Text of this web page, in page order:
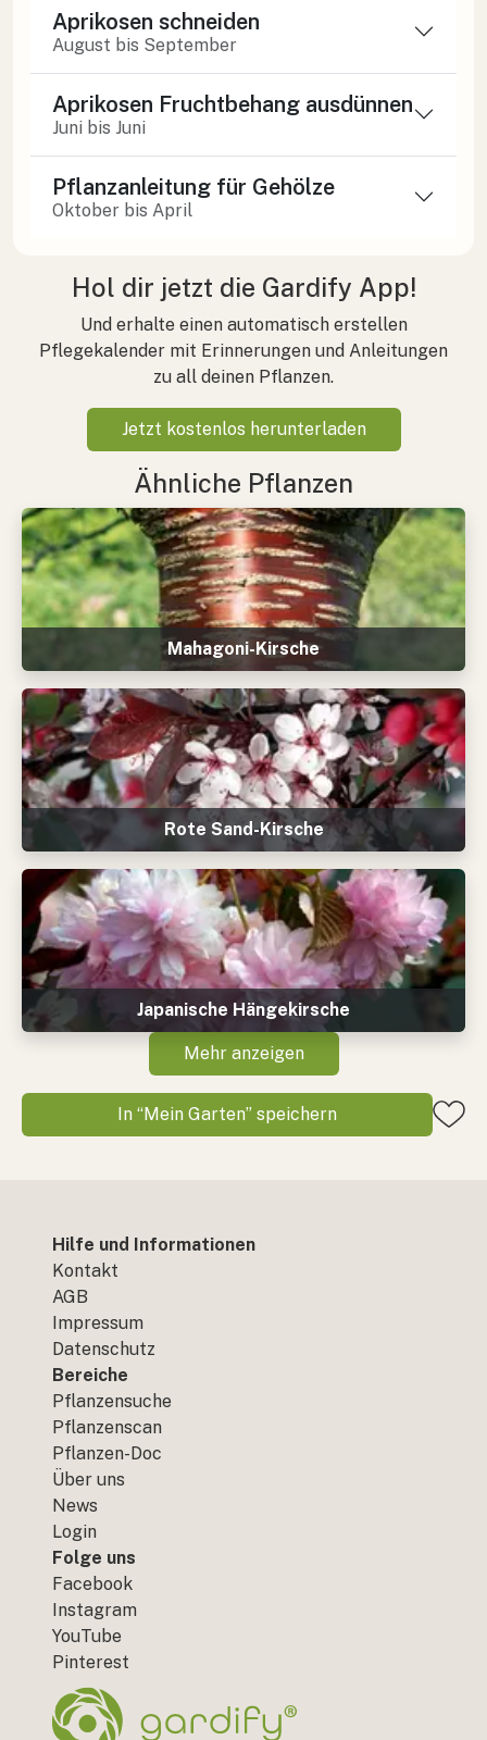
Aprikosen schneiden
August bis September
Aprikosen Fruchtbehang ausdünnen
Juni bis Juni
Pflanzanleitung für Gehölze
Oktober bis April
Hol dir jetzt die Gardify App!
Und erhalte einen automatisch erstellen
Pflegekalender mit Erinnerungen und Anleitungen
zu all deinen Pflanzen.
Jetzt kostenlos herunterladen
Ähnliche Pflanzen
Mahagoni-Kirsche
Rote Sand-Kirsche
Japanische Hängekirsche
Mehr anzeigen
In “Mein Garten” speichern
Hilfe und Informationen
Kontakt
AGB
Impressum
Datenschutz
Bereiche
Pflanzensuche
Pflanzenscan
Pflanzen-Doc
Über uns
News
Login
Folge uns
Facebook
Instagram
YouTube
Pinterest